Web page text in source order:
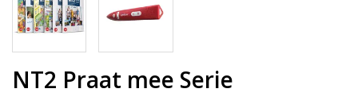
NT2 Praat mee Serie